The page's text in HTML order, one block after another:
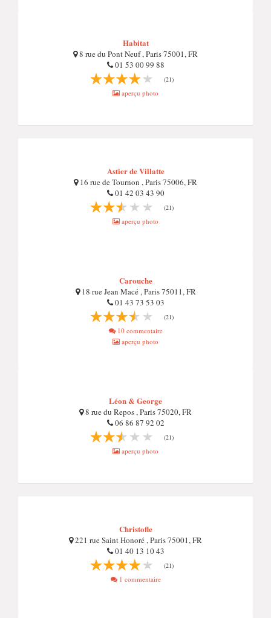
Habitat
8 rue du Pont Neuf , Paris 75001, FR
01 53 00 99 88
(21)
aperçu photo
Astier de Villatte
16 rue de Tournon , Paris 75006, FR
01 42 03 43 90
(21)
aperçu photo
Carouche
18 rue Jean Macé , Paris 75011, FR
01 43 73 53 03
(21)
10 commentaire
aperçu photo
Léon & George
8 rue du Repos , Paris 75020, FR
06 86 87 92 02
(21)
aperçu photo
Christofle
221 rue Saint Honoré , Paris 75001, FR
01 40 13 10 43
(21)
1 commentaire